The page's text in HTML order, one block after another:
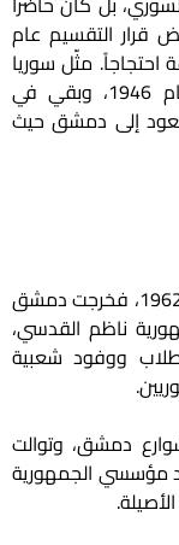
قرار التقسيم عام
احتجاجاً. مثّل سوريا
في مجلس الأمن، وترأس جلساته أواخر عام 1946، وبقي في
حرب 1948، قبل أن يعود إلى دمشق حيث
توفي فارس الخوري في 2 كانون الثاني/ يناير 1962، فخرجت دمشق
ناظم القدسي،
ووفود شعبية
دمشق، وتوالت
مؤسسي الجمهورية